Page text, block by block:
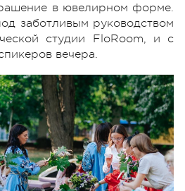
в ювелирном форме.
заботливым руководством
студии FloRoom, и с
вечера.